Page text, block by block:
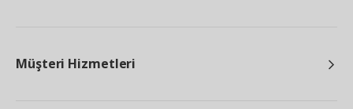
Müşteri Hizmetleri